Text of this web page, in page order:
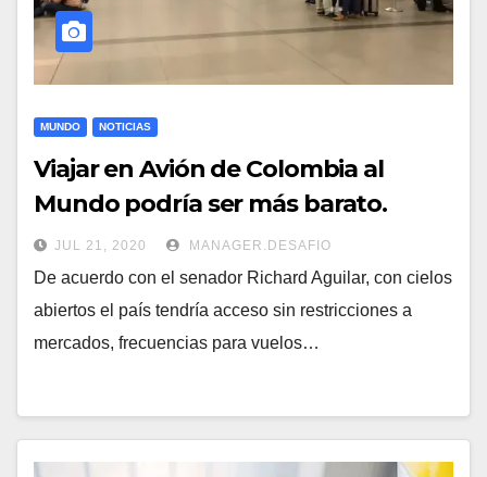
MUNDO NOTICIAS
Viajar en Avión de Colombia al
Mundo podría ser más barato.
JUL 21, 2020 MANAGER.DESAFIO
De acuerdo con el senador Richard Aguilar, con cielos
abiertos el país tendría acceso sin restricciones a
mercados, frecuencias para vuelos…